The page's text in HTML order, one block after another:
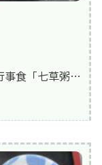
事食「七草粥…